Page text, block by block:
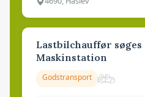
Lastbilchauffør
Maskinstation
Godstransport